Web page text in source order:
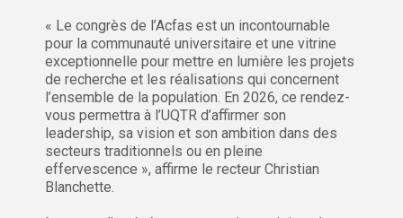
« Le congrès de l’Acfas est un incontournable
pour la communauté universitaire et une vitrine
exceptionnelle pour mettre en lumière les projets
de recherche et les réalisations qui concernent
l’ensemble de la population. En 2026, ce rendez-
vous permettra à l’UQTR d’affirmer son
leadership, sa vision et son ambition dans des
secteurs traditionnels ou en pleine
effervescence », affirme le recteur Christian
Blanchette.